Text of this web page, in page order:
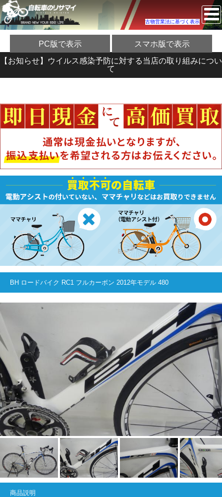
古物営業法に基づく表示
PC版で表示 スマホ版で表示
【お知らせ】ウイルス感染予防に対する当店の取り組みについ
て
BH ロードバイク RC1 フルカーボン 2012年モデル 480
商品説明